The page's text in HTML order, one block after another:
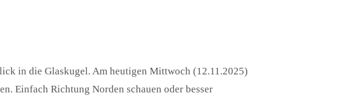
in die Glaskugel. Am heutigen Mittwoch (12.11.2025)
Einfach Richtung Norden schauen oder besser